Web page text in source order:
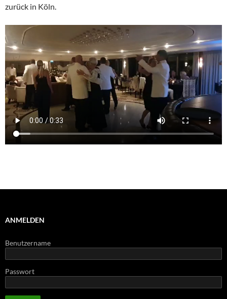
zurück in Köln.
ANMELDEN
Benutzername
Passwort